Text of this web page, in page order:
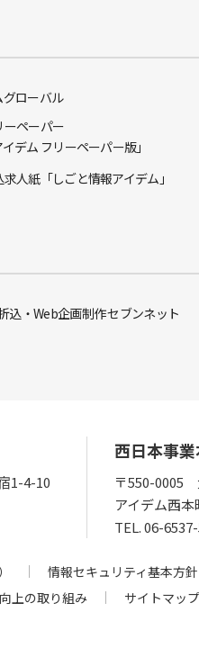
グローバル
ーペーパー
イデム フリーペーパー版」
人紙「しごと情報アイデム」
込・Web企画制作 セブンネット
1-4-10
西日本事
〒550-0005
アイデム西本
TEL.06-
情報セキュリティ基本方針
上の取り組み
サイトマップ